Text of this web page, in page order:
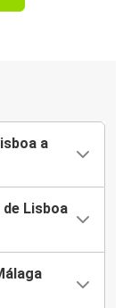
a
Lisboa